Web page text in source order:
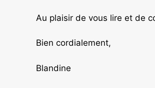
Au plaisir de vous lire et de
Bien cordialement,
Blandine